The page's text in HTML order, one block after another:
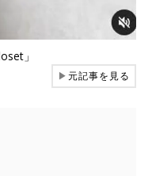
」
▶元記事を見る